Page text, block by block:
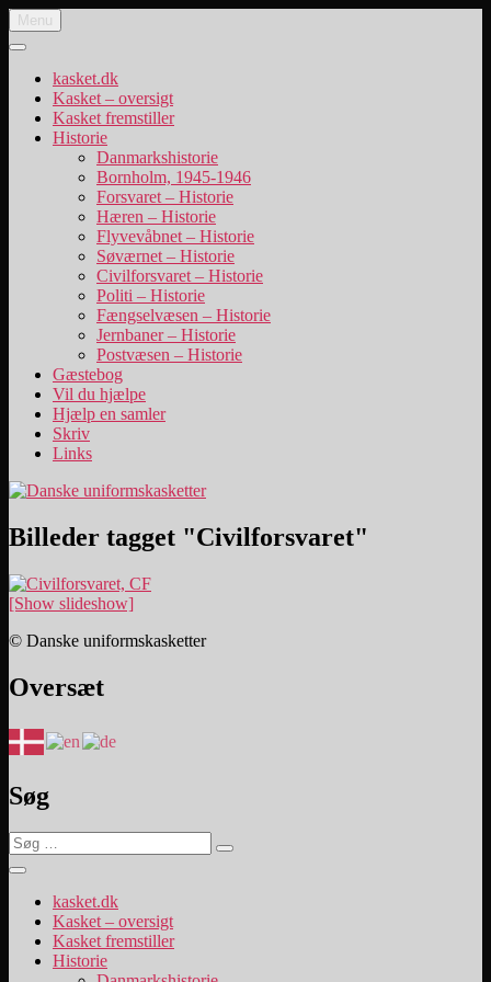
Videre
til
indhold
Danske uniformskasketter
uniformskasketter og lidt historie
Menu
kasket.dk
Kasket – oversigt
Kasket fremstiller
Historie
Danmarkshistorie
Bornholm, 1945-1946
Forsvaret – Historie
Hæren – Historie
Flyvevåbnet – Historie
Søværnet – Historie
Civilforsvaret – Historie
Politi – Historie
Fængselvæsen – Historie
Jernbaner – Historie
Postvæsen – Historie
Gæstebog
Vil du hjælpe
Hjælp en samler
Skriv
Links
Billeder tagget "Civilforsvaret"
[Show slideshow]
© Danske uniformskasketter
Oversæt
Søg
Søg
efter:
Søg
kasket.dk
Kasket – oversigt
Kasket fremstiller
Historie